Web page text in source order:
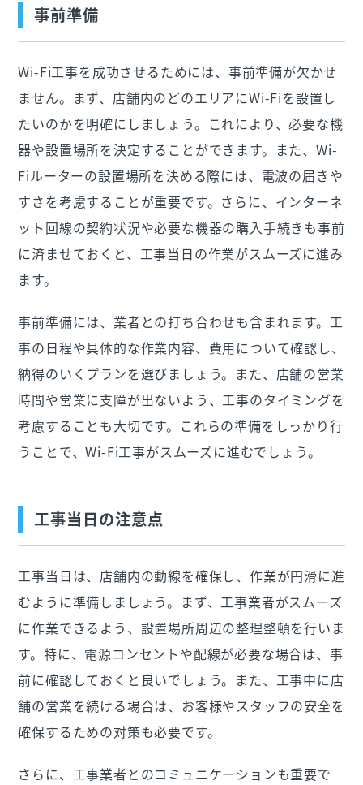
事前準備
Wi-Fi工事を成功させるためには、事前準備が欠かせ
ません。まず、店舗内のどのエリアにWi-Fiを設置し
たいのかを明確にしましょう。これにより、必要な機
器や設置場所を決定することができます。また、Wi-
Fiルーターの設置場所を決める際には、電波の届きや
すさを考慮することが重要です。さらに、インターネ
ット回線の契約状況や必要な機器の購入手続きも事前
に済ませておくと、工事当日の作業がスムーズに進み
ます。
事前準備には、業者との打ち合わせも含まれます。工
事の日程や具体的な作業内容、費用について確認し、
納得のいくプランを選びましょう。また、店舗の営業
時間や営業に支障が出ないよう、工事のタイミングを
考慮することも大切です。これらの準備をしっかり行
うことで、Wi-Fi工事がスムーズに進むでしょう。
工事当日の注意点
工事当日は、店舗内の動線を確保し、作業が円滑に進
むように準備しましょう。まず、工事業者がスムーズ
に作業できるよう、設置場所周辺の整理整頓を行いま
す。特に、電源コンセントや配線が必要な場合は、事
前に確認しておくと良いでしょう。また、工事中に店
舗の営業を続ける場合は、お客様やスタッフの安全を
確保するための対策も必要です。
さらに、工事業者とのコミュニケーションも重要で